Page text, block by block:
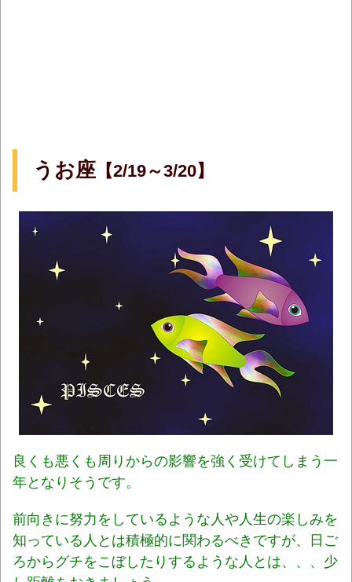
うお座【2/19～3/20】
良くも悪くも周りからの影響を強く受けてしまう一
年となりそうです。
前向きに努力をしているような人や人生の楽しみを
知っている人とは積極的に関わるべきですが、日ご
ろからグチをこぼしたりするような人とは、、、少